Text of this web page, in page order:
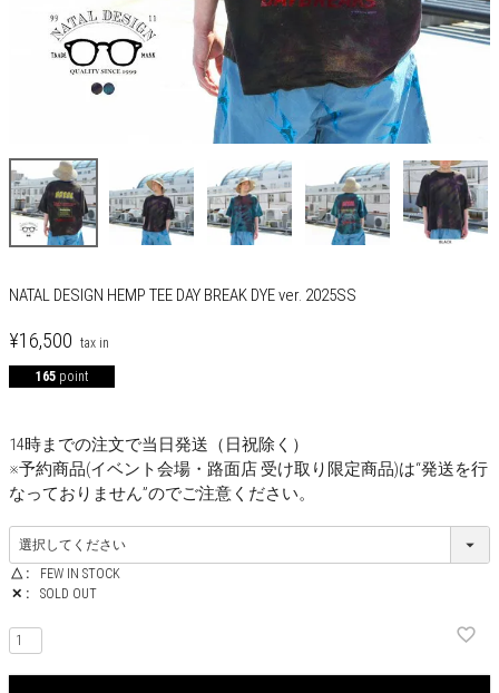
NATAL DESIGN HEMP TEE DAY BREAK DYE ver. 2025SS
¥16,500
165 point
14時までの注文で当日発送（日祝除く）
※予約商品(イベント会場・路面店 受け取り限定商品)は“発送を行
なっておりません”のでご注意ください。
△
FEW IN STOCK
✕
SOLD OUT